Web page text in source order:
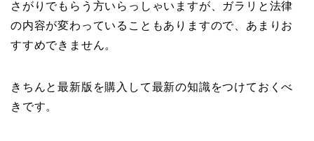
さがりでもらう方いらっしゃいますが、ガラリと法律
の内容が変わっていることもありますので、あまりお
すすめできません。
きちんと最新版を購入して最新の知識をつけておくべ
きです。